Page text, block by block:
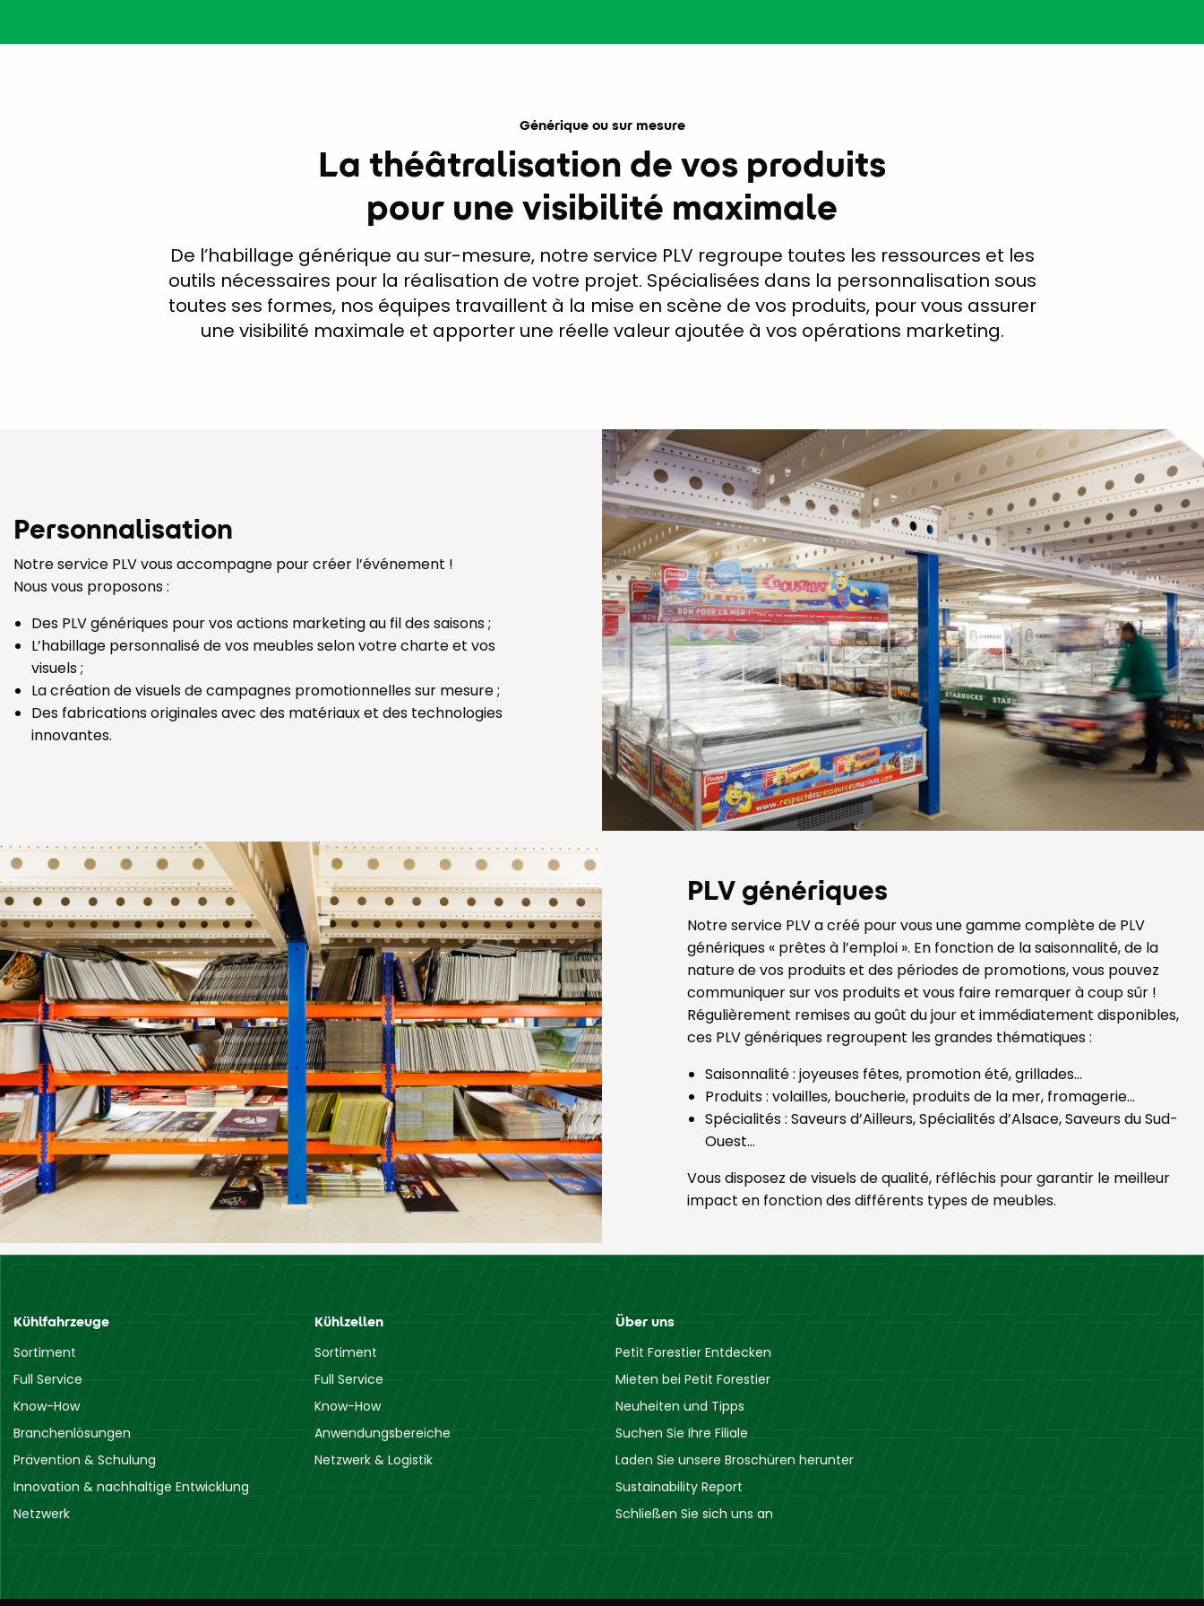
Générique ou sur mesure
La théâtralisation de vos produits
pour une visibilité maximale
De l’habillage générique au sur-mesure, notre service PLV regroupe toutes les ressources et les
outils nécessaires pour la réalisation de votre projet. Spécialisées dans la personnalisation sous
toutes ses formes, nos équipes travaillent à la mise en scène de vos produits, pour vous assurer
une visibilité maximale et apporter une réelle valeur ajoutée à vos opérations marketing.
Personnalisation
Notre service PLV vous accompagne pour créer l’événement !
Nous vous proposons :
Des PLV génériques pour vos actions marketing au fil des saisons ;
L’habillage personnalisé de vos meubles selon votre charte et vos
visuels ;
La création de visuels de campagnes promotionnelles sur mesure ;
Des fabrications originales avec des matériaux et des technologies
innovantes.
PLV génériques
Notre service PLV a créé pour vous une gamme complète de PLV
génériques « prêtes à l’emploi ». En fonction de la saisonnalité, de la
nature de vos produits et des périodes de promotions, vous pouvez
communiquer sur vos produits et vous faire remarquer à coup sûr !
Régulièrement remises au goût du jour et immédiatement disponibles,
ces PLV génériques regroupent les grandes thématiques :
Saisonnalité : joyeuses fêtes, promotion été, grillades…
Produits : volailles, boucherie, produits de la mer, fromagerie…
Spécialités : Saveurs d’Ailleurs, Spécialités d’Alsace, Saveurs du Sud-
Ouest…
Vous disposez de visuels de qualité, réfléchis pour garantir le meilleur
impact en fonction des différents types de meubles.
Kühlfahrzeuge
Sortiment
Full Service
Know-How
Branchenlösungen
Prävention & Schulung
Innovation & nachhaltige Entwicklung
Netzwerk
Kühlzellen
Sortiment
Full Service
Know-How
Anwendungsbereiche
Netzwerk & Logistik
Über uns
Petit Forestier Entdecken
Mieten bei Petit Forestier
Neuheiten und Tipps
Suchen Sie Ihre Filiale
Laden Sie unsere Broschüren herunter
Sustainability Report
Schließen Sie sich uns an